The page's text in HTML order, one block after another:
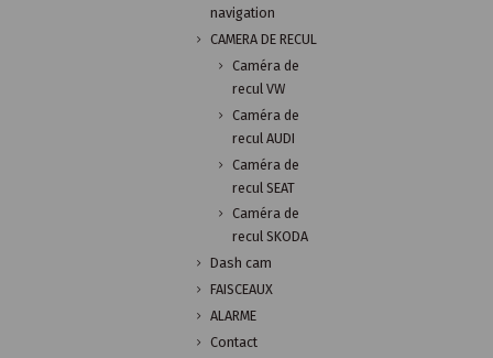
navigation
CAMERA DE RECUL
Caméra de
recul VW
Caméra de
recul AUDI
Caméra de
recul SEAT
Caméra de
recul SKODA
Dash cam
FAISCEAUX
ALARME
Contact